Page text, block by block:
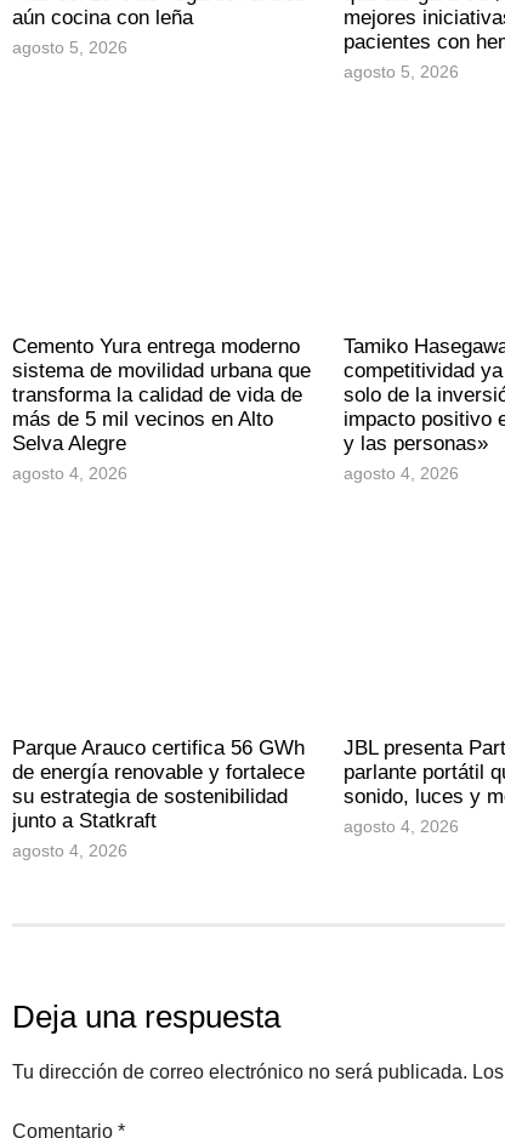
aún cocina con leña
agosto 5, 2026
mejores
pacientes con
agosto 5, 2026
Cemento Yura entrega moderno
sistema de movilidad urbana que
transforma la calidad de vida de
más de 5 mil vecinos en Alto
Selva Alegre
agosto 4, 2026
Tamiko
competitividad
solo de la
impacto positivo
y las personas»
agosto 4, 2026
Parque Arauco certifica 56 GWh
de energía renovable y fortalece
su estrategia de sostenibilidad
junto a Statkraft
agosto 4, 2026
JBL presenta
parlante portátil
sonido, luces y
agosto 4, 2026
Deja una respuesta
Tu dirección de correo electrónico no será publicada.
Comentario *